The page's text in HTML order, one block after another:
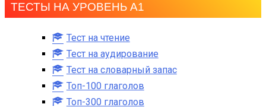
ТЕСТЫ НА УРОВЕНЬ А1
Тест на чтение
Тест на аудирование
Тест на словарный запас
Топ-100 глаголов
Топ-300 глаголов